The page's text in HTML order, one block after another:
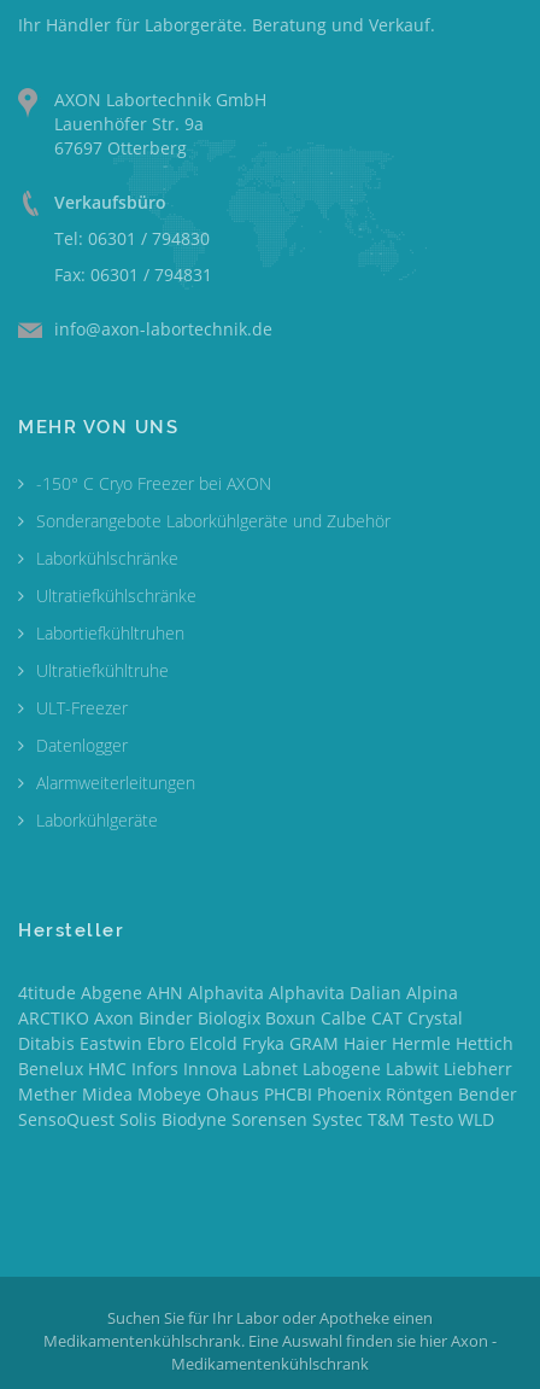
Ihr Händler für Laborgeräte. Beratung und Verkauf.
AXON Labortechnik GmbH
Lauenhöfer Str. 9a
67697 Otterberg
Verkaufsbüro
Tel: 06301 / 794830
Fax: 06301 / 794831
info@axon-labortechnik.de
MEHR VON UNS
-150° C Cryo Freezer bei AXON
Sonderangebote Laborkühlgeräte und Zubehör
Laborkühlschränke
Ultratiefkühlschränke
Labortiefkühltruhen
Ultratiefkühltruhe
ULT-Freezer
Datenlogger
Alarmweiterleitungen
Laborkühlgeräte
Hersteller
4titude Abgene AHN Alphavita Alphavita Dalian Alpina
ARCTIKO Axon Binder Biologix Boxun Calbe CAT Crystal
Ditabis Eastwin Ebro Elcold Fryka GRAM Haier Hermle Hettich
Benelux HMC Infors Innova Labnet Labogene Labwit Liebherr
Mether Midea Mobeye Ohaus PHCBI Phoenix Röntgen Bender
SensoQuest Solis Biodyne Sorensen Systec T&M Testo WLD
Suchen Sie für Ihr Labor oder Apotheke einen
Medikamentenkühlschrank. Eine Auswahl finden sie hierAxon -
Medikamentenkühlschrank